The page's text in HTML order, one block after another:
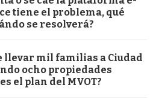
tiene el problema, qué
se resolverá?
llevar mil familias a Ciudad
ocho propiedades
el plan del MVOT?